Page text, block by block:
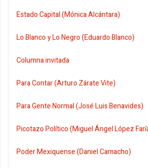
Estado Capital (Mónica Alcántara)
Lo Blanco y Lo Negro (Eduardo Blanco)
Columna invitada
Para Contar (Arturo Zárate Vite)
Para Gente Normal (José Luis Benavides)
Picotazo Político (Miguel Ángel López
Poder Mexiquense (Daniel Camacho)